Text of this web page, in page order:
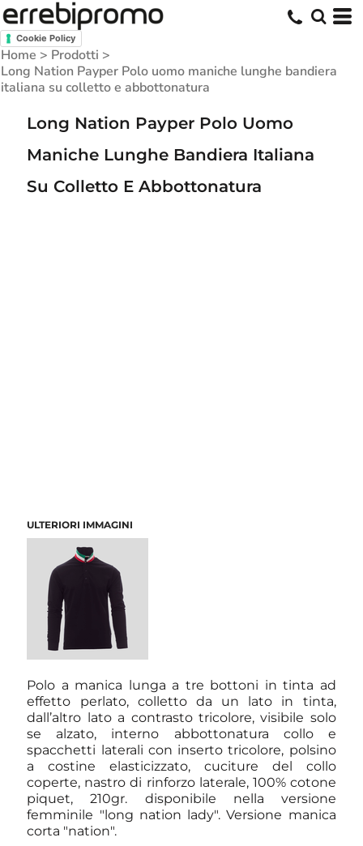
Cookie Policy
Home > Prodotti >
Long Nation Payper Polo uomo maniche lunghe bandiera
italiana su colletto e abbottonatura
Long Nation Payper Polo Uomo
Maniche Lunghe Bandiera Italiana
Su Colletto E Abbottonatura
ULTERIORI IMMAGINI
Polo a manica lunga a tre bottoni in tinta ad
effetto perlato, colletto da un lato in tinta,
dall’altro lato a contrasto tricolore, visibile solo
se alzato, interno abbottonatura collo e
spacchetti laterali con inserto tricolore, polsino
a costine elasticizzato, cuciture del collo
coperte, nastro di rinforzo laterale, 100% cotone
piquet, 210gr. disponibile nella versione
femminile "long nation lady". Versione manica
corta "nation".